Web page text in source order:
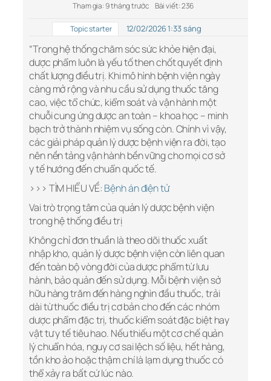
Tham gia: 9 tháng trước Bài viết: 236
Topic starter 12/02/2026 1:33 sáng
“Trong hệ thống chăm sóc sức khỏe hiện đại,
dược phẩm luôn là yếu tố then chốt quyết định
chất lượng điều trị. Khi mô hình bệnh viện ngày
càng mở rộng và nhu cầu sử dụng thuốc tăng
cao, việc tổ chức, kiểm soát và vận hành một
chuỗi cung ứng dược an toàn – khoa học – minh
bạch trở thành nhiệm vụ sống còn. Chính vì vậy,
các giải pháp quản lý dược bệnh viện ra đời, tạo
nên nền tảng vận hành bền vững cho mọi cơ sở
y tế hướng đến chuẩn quốc tế.
>>> TÌM HIỂU VỀ: Bệnh án điện tử
Vai trò trọng tâm của quản lý dược bệnh viện
trong hệ thống điều trị
Không chỉ đơn thuần là theo dõi thuốc xuất
nhập kho, quản lý dược bệnh viện còn liên quan
đến toàn bộ vòng đời của dược phẩm từ lưu
hành, bảo quản đến sử dụng. Mỗi bệnh viện sở
hữu hàng trăm đến hàng nghìn đầu thuốc, trải
dài từ thuốc điều trị cơ bản cho đến các nhóm
dược phẩm đặc trị, thuốc kiểm soát đặc biệt hay
vật tư y tế tiêu hao. Nếu thiếu một cơ chế quản
lý chuẩn hóa, nguy cơ sai lệch số liệu, hết hàng,
tồn kho ảo hoặc thậm chí là lạm dụng thuốc có
thể xảy ra bất cứ lúc nào.